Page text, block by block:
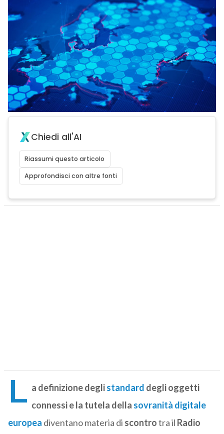
Chiedi all'AI
Riassumi questo articolo
Approfondisci con altre fonti
L a definizione deglistandard degli oggetti
connessi e la tutela della sovranità digitale
europea diventano materia di scontrotra il Radio